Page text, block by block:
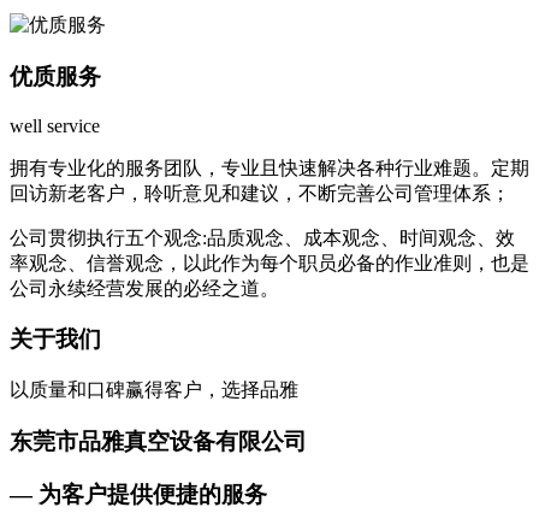
优质服务
well service
拥有专业化的服务团队，专业且快速解决各种行业难题。定期
回访新老客户，聆听意见和建议，不断完善公司管理体系；
公司贯彻执行五个观念:品质观念、成本观念、时间观念、效
率观念、信誉观念，以此作为每个职员必备的作业准则，也是
公司永续经营发展的必经之道。
关于我们
以质量和口碑赢得客户，选择品雅
东莞市品雅真空设备有限公司
— 为客户提供便捷的服务